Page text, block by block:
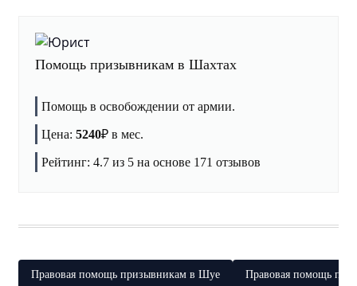
Помощь призывникам в Шахтах
Помощь в освобождении от армии.
Цена: 5240₽ в мес.
Рейтинг: 4.7 из 5 на основе 171 отзывов
Правовая помощь призывникам в Шуе Правовая помощь